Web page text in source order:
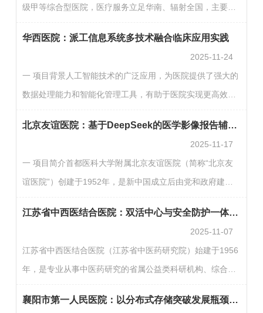
透至医疗全流程。2021年，医院通过国家电子病历系统应用
水平分级评价五级，2023年，又顺利通过国家医疗健康信息
级甲等综合型医院，医疗服务立足华南、辐射全国，主要医
床医学重点专科32个、6个研究所、10个省部级重点实验
室、10个省部级质控中心。作为广东省高水平医院建设的排
头兵，医院瞄准国际医学前沿、国家战略目标，以满足人民
健康需求为核心，以科技创新为驱动力，以“学科、平台、人
才”三大战略为引领，不断推动多学科交叉融合和医教研综合
华西医院：派工信息系统多技术融合临床应用实践
2025-11-24
一 项目背景人工智能技术的广泛应用，为医院提供了强大的
数据处理能力和智能化管理工具，有助于医院实现更高效的
输的管理信息化不是简单的计算机化，而是以信息共享为核
心，利用计算机技术、网络通信技术、自动化技术等信息技
术，与医院HIS系统、LIS系统、医技预约平台、叫号系统搭
建信息共享平台，打破信息壁垒，实现资源共享，创新中央
运输管理模式，充分发挥信息技术的应用价值，优化流程，
北京友谊医院：基于DeepSeek的医学影像报告辅助生成与智能知识问答场景创新应用
2025-11-17
一 项目简介首都医科大学附属北京友谊医院（简称“北京友
谊医院”）创建于1952年，是新中国成立后由党和政府建立
综合医院。智慧医院建设脚步的不断加快，以及大语言模型
技术的飞速发展，为医院提高服务质量和诊疗效率提供了新
机遇。本项目以云算力下DeepSeek模型为基础，选取医学
影像报告辅助生成场景、医院自有知识库构建智能知识问答
两个场景进行创新应用。医学影像报告辅助生成场景：针对
江苏省中西医结合医院：双活中心与安全防护一体化建设实践
2025-11-07
江苏省中西医结合医院（江苏省中医药研究院）始建于1956
年，是专业从事中医药研究的省属公益类科研机构、综合性
件、安全、网络等方面的投入持续加大，建设成效有了大幅
襄阳市第一人民医院：以分布式存储突破发展瓶颈，引领智慧未来